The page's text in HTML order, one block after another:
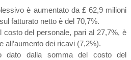
è aumentato da £ 62,9 milioni
fatturato netto è del 70,7%.
costo del personale, pari al 27,7%, è
dei ricavi (7,2%).
dato dalla somma del costo del